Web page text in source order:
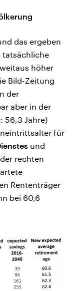
das ergeben
tatsächliche
höher
Bild-Zeitung
der
aber in der
56,3 Jahre)
für
und
rechten
Rententräger
bei 60,6